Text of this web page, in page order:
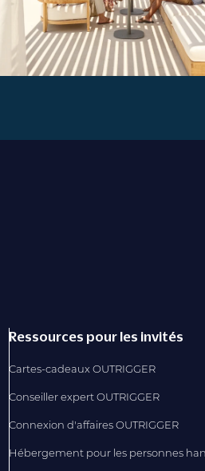
Ressources pour les invités
Cartes-cadeaux OUTRIGGER
Conseiller expert OUTRIGGER
Connexion d'affaires OUTRIGGER
Hébergement pour les personnes